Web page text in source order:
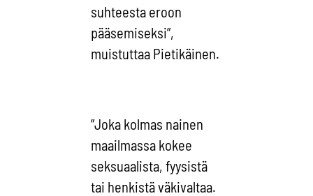
suhteesta eroon
pääsemiseksi”,
muistuttaa Pietikäinen.
”Joka kolmas nainen
maailmassa kokee
seksuaalista, fyysistä
tai henkistä väkivaltaa.